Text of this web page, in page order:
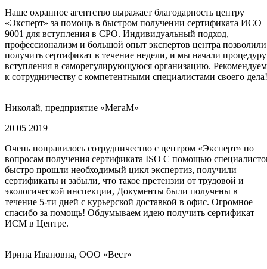
Наше охранное агентство выражает благодарность центру
«Эксперт» за помощь в быстром получении сертификата ИСО
9001 для вступления в СРО. Индивидуальный подход,
профессионализм и большой опыт экспертов центра позволили
получить сертификат в течение недели, и мы начали процедуру
вступления в саморегулирующуюся организацию. Рекомендуем
к сотрудничеству с компетентными специалистами своего дела!
Николай, предприятие «МегаМ»
20 05 2019
Очень понравилось сотрудничество с центром «Эксперт» по
вопросам получения сертификата ISO С помощью
быстро прошли необходимый цикл экспертиз, получили
сертификаты и забыли, что такое претензии от трудовой и
экологической инспекции, Документы были получены в
течение 5-ти дней с курьерской доставкой в офис. Огромное
спасибо за помощь! Обдумываем идею получить сертификат
ИСМ в Центре.
Ирина Ивановна, ООО «Вест»